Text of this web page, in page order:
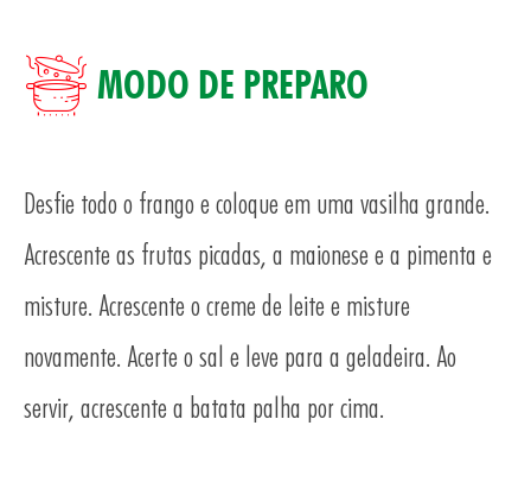
MODO DE PREPARO
Desfie todo o frango e coloque em uma vasilha grande.
Acrescente as frutas picadas, a maionese e a pimenta e
misture. Acrescente o creme de leite e misture
novamente. Acerte o sal e leve para a geladeira. Ao
servir, acrescente a batata palha por cima.